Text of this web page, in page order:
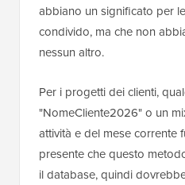
abbiano un significato per
condivido, ma che non
nessun altro.
Per i progetti dei clienti,
"NomeCliente2026" o un
attività e del mese corrente
presente che questo
il database, quindi